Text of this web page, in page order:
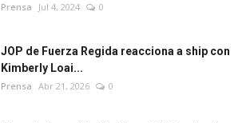
Prensa Jul 4, 2024 0
JOP de Fuerza Regida reacciona a ship con
Kimberly Loai...
Prensa Abr 21, 2026 0